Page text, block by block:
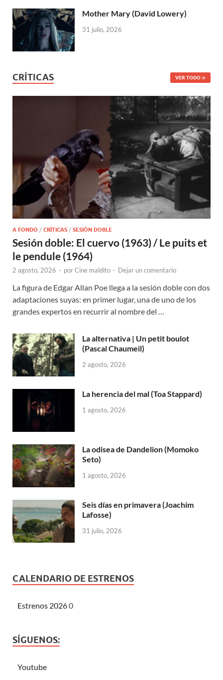
Mother Mary (David Lowery)
31 julio, 2026
CRÍTICAS VER TODO
A FONDO / CRÍTICAS / SESIÓN DOBLE
Sesión doble: El cuervo (1963) / Le puits et
le pendule (1964)
2 agosto, 2026 - porCine maldito - Dejar un comentario
La figura de Edgar Allan Poe llega a la sesión doble con dos
adaptaciones suyas: en primer lugar, una de uno de los
grandes expertos en recurrir al nombre del …
La alternativa | Un petit boulot
(Pascal Chaumeil)
2 agosto, 2026
La herencia del mal (Toa Stappard)
1 agosto, 2026
La odisea de Dandelion (Momoko
Seto)
1 agosto, 2026
Seis días en primavera (Joachim
Lafosse)
31 julio, 2026
CALENDARIO DE ESTRENOS
Estrenos 20260
SÍGUENOS:
Youtube